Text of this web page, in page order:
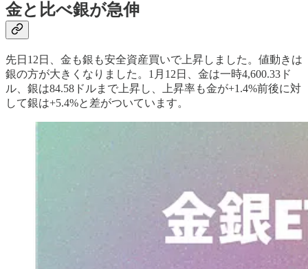
金と比べ銀が急伸
先日12日、金も銀も安全資産買いで上昇しました。値動きは
銀の方が大きくなりました。1月12日、金は一時4,600.33ド
ル、銀は84.58ドルまで上昇し、上昇率も金が+1.4%前後に対
して銀は+5.4%と差がついています。